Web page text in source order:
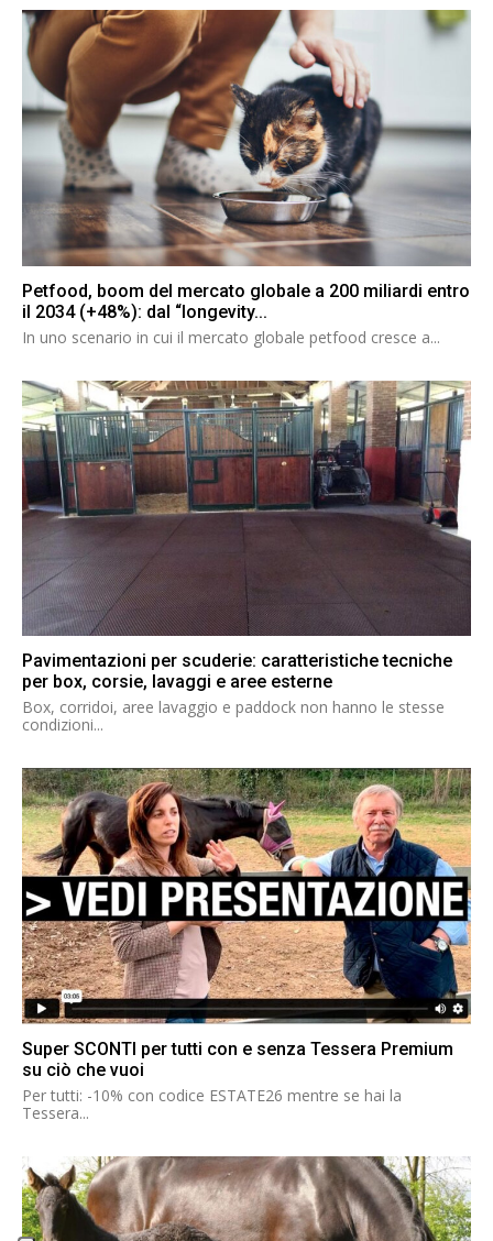
Petfood, boom del mercato globale a 200 miliardi entro
il 2034 (+48%): dal “longevity...
In uno scenario in cui il mercato globale petfood cresce a...
Pavimentazioni per scuderie: caratteristiche tecniche
per box, corsie, lavaggi e aree esterne
Box, corridoi, aree lavaggio e paddock non hanno le stesse
condizioni...
Super SCONTI per tutti con e senza Tessera Premium
su ciò che vuoi
Per tutti: -10% con codice ESTATE26 mentre se hai la
Tessera...